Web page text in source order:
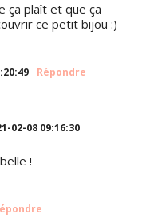
ça plaît et que ça
ce petit bijou :)
Répondre
02-08 09:16:30
!